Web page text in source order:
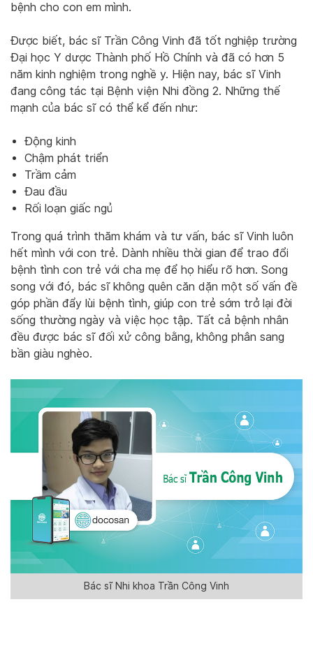
bệnh cho con em mình.
Được biết, bác sĩ Trần Công Vinh đã tốt nghiệp trường
Đại học Y dược Thành phố Hồ Chính và đã có hơn 5
năm kinh nghiệm trong nghề y. Hiện nay, bác sĩ Vinh
đang công tác tại Bệnh viện Nhi đồng 2. Những thế
mạnh của bác sĩ có thể kể đến như:
Động kinh
Chậm phát triển
Trầm cảm
Đau đầu
Rối loạn giấc ngủ
Trong quá trình thăm khám và tư vấn, bác sĩ Vinh luôn
hết mình với con trẻ. Dành nhiều thời gian để trao đổi
bệnh tình con trẻ với cha mẹ để họ hiểu rõ hơn. Song
song với đó, bác sĩ không quên căn dặn một số vấn đề
góp phần đẩy lùi bệnh tình, giúp con trẻ sớm trở lại đời
sống thường ngày và việc học tập. Tất cả bệnh nhân
đều được bác sĩ đối xử công bằng, không phân sang
bần giàu nghèo.
Bác sĩ Nhi khoa Trần Công Vinh